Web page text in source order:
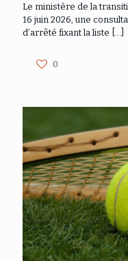
Le ministère de la
16 juin 2026, une
d’arrêté fixant la liste
0